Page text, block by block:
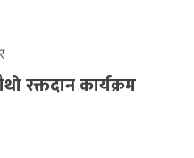
रक्तदान कार्यक्रम